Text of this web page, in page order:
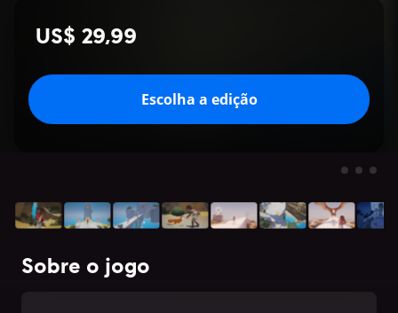
US$ 29,99
Escolha a edição
Sobre o jogo